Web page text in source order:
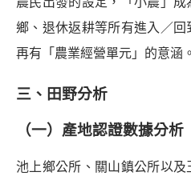
鄉、退休返耕等所有進入／
再有「農業經營單元」的意涵。
三、田野分析
（一）產地認證數據分析
池上鄉公所、關山鎮公所以